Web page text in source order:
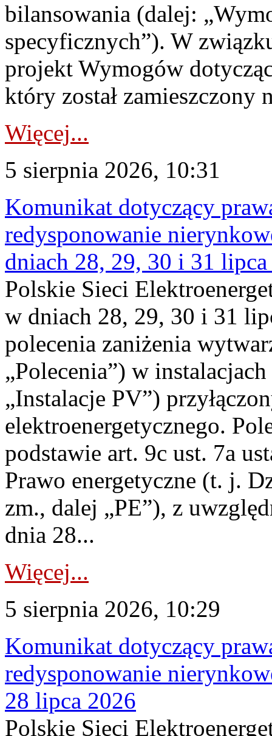
bilansowania (dalej:
specyficznych”). W
projekt Wymogów
który został zamieszczony
Więcej...
5 sierpnia 2026, 10:31
Komunikat dotyczący
redysponowanie
dniach 28, 29, 30 i 31
Polskie Sieci
w dniach 28, 29, 30 i 31
polecenia zaniżenia
„Polecenia”) w
„Instalacje PV”)
elektroenergetycznego.
podstawie art. 9c ust. 7a
Prawo energetyczne (t. j.
zm., dalej „PE”), z
dnia 28...
Więcej...
5 sierpnia 2026, 10:29
Komunikat dotyczący
redysponowanie
28 lipca 2026
Polskie Sieci